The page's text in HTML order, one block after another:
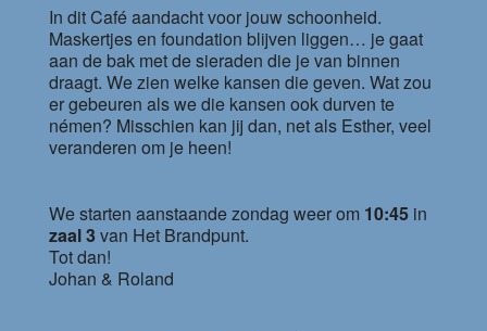
In dit Café aandacht voor jouw schoonheid.
Maskertjes en foundation blijven liggen… je gaat
aan de bak met de sieraden die je van binnen
draagt. We zien welke kansen die geven. Wat zou
er gebeuren als we die kansen ook durven te
némen? Misschien kan jij dan, net als Esther, veel
veranderen om je heen!
We starten aanstaande zondag weer om 10:45in
zaal 3van Het Brandpunt.
Tot dan!
Johan & Roland